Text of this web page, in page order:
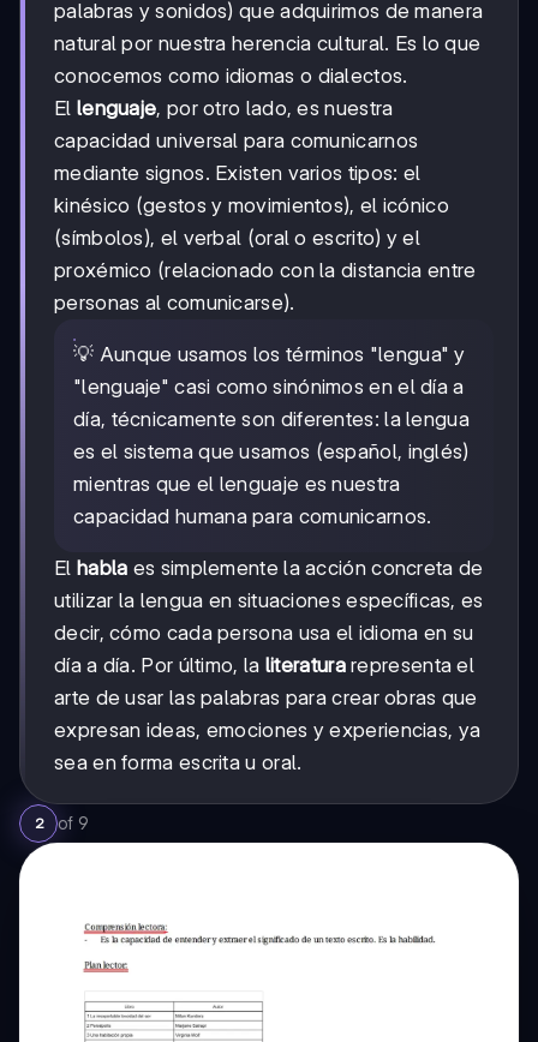
palabras y sonidos) que adquirimos de manera
natural por nuestra herencia cultural. Es lo que
conocemos como idiomas o dialectos.
El lenguaje, por otro lado, es nuestra
capacidad universal para comunicarnos
mediante signos. Existen varios tipos: el
kinésico (gestos y movimientos), el icónico
(símbolos), el verbal (oral o escrito) y el
proxémico (relacionado con la distancia entre
personas al comunicarse).
💡 Aunque usamos los términos "lengua" y
"lenguaje" casi como sinónimos en el día a
día, técnicamente son diferentes: la lengua
es el sistema que usamos (español, inglés)
mientras que el lenguaje es nuestra
capacidad humana para comunicarnos.
El habla es simplemente la acción concreta de
utilizar la lengua en situaciones específicas, es
decir, cómo cada persona usa el idioma en su
día a día. Por último, la literaturarepresenta el
arte de usar las palabras para crear obras que
expresan ideas, emociones y experiencias, ya
sea en forma escrita u oral.
2 of 9